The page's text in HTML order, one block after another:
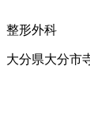
整形外科
大分県大分市